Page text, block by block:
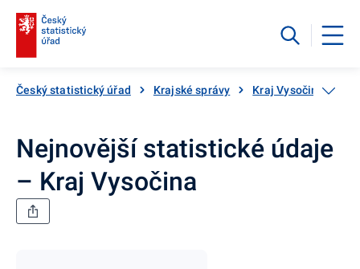
Český statistický úřad Krajské správy Kraj Vysočina
Nejnovější statistické údaje
– Kraj Vysočina